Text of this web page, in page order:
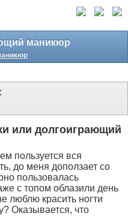
маникюр
или долгоиграющий
пользуется вся
до меня доползает со
пользовалась
с топом облазили день
люблю красить ногти
Оказывается, что